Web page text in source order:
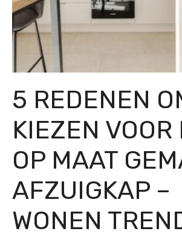
5 REDENEN
KIEZEN VOOR
OP MAAT
AFZUIGKAP –
WONEN